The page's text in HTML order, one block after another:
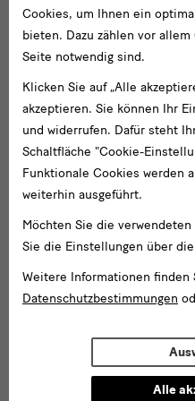
Weitere
ergaben
Weitere Nachforschungen
1939 auf einer Auktion beim
Leipzig angeboten wurde. Der
der Zeichnung lautete „Besitz W
Bild
3
Auszüge aus dem
Cookies, um Ihnen ein
bieten. Dazu zählen vor
Seite notwendig sind.
Klicken Sie auf „Alle
akzeptieren. Sie können Ihr
und widerrufen. Dafür steht
Schaltfläche "Cookie-
Funktionale Cookies werden
weiterhin ausgeführt.
Möchten Sie die
Sie die Einstellungen über
Weitere Informationen finden
Datenschutzbestimmungen
Alle